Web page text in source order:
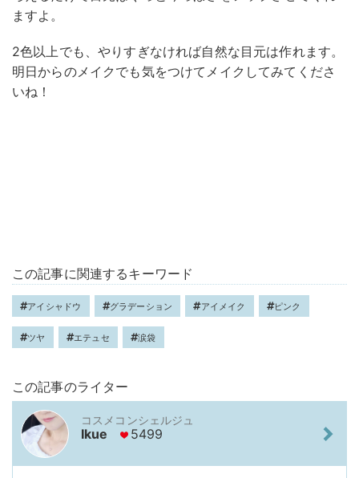
ますよ。
2色以上でも、やりすぎなければ自然な目元は作れます。
明日からのメイクでも気をつけてメイクしてみてくださ
いね！
この記事に関連するキーワード
アイシャドウ グラデーション アイメイク ピンク
ツヤ エテュセ 涙袋
この記事のライター
コスメコンシェルジュ
Ikue 5499